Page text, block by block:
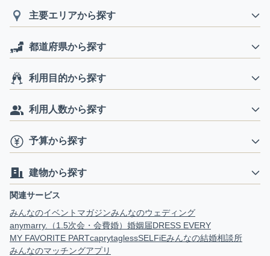
主要エリアから探す
都道府県から探す
利用目的から探す
利用人数から探す
予算から探す
建物から探す
関連サービス
みんなのイベントマガジンみんなのウェディング
anymarry.（1.5次会・会費婚） 婚姻届DRESS EVERY
MY FAVORITE PARTcaprytaglessSELFiEみんなの結婚相談所
みんなのマッチングアプリ